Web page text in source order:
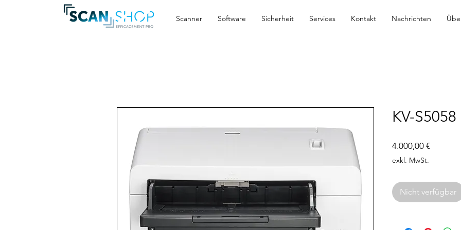
Scanner Software Sicherheit Services Kontakt Nachrichten
KV-S5058
4.000,00 €Preis
exkl. MwSt.
Nicht verfügbar